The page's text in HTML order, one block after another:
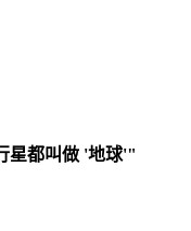
星都叫做 '地球'"